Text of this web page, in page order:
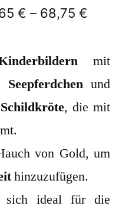
€ – 68,75 €
mit
Seepferdchenund
Schildkröte, die mit
von Gold, um
hinzuzufügen.
sich ideal für die